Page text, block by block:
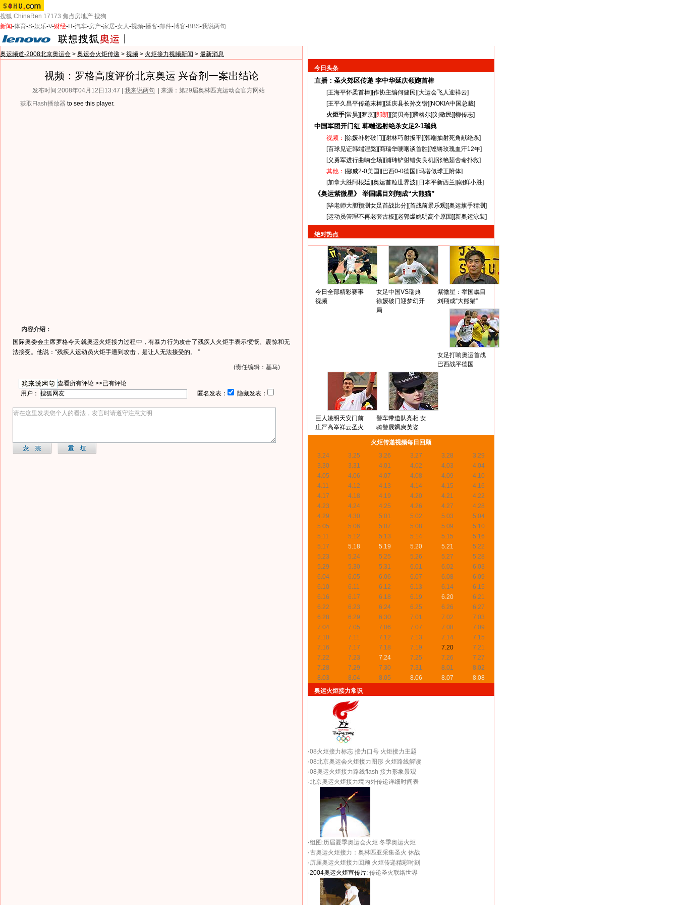
搜狐 ChinaRen 17173 焦点房地产 搜狗
新闻-体育-S-娱乐-V-财经- IT-汽车-房产-家居-女人-视频-播客-邮件-博客-BBS-我说两句
奥运频道-2008北京奥运会 > 奥运会火炬传递 > 视频 > 火炬接力视频新闻 > 最新消息
视频：罗格高度评价北京奥运 兴奋剂一案出结论
发布时间:2008年04月12日13:47 | 我来说两句
| 来源：第29届奥林匹克运动会官方网站
获取Flash播放器 to see this player.
内容介绍：
国际奥委会主席罗格今天就奥运火炬接力过程中，有暴力行为攻击了残疾人火炬手表示愤慨、震惊和无
法接受。他说：“残疾人运动员火炬手遭到攻击，是让人无法接受的。 ”
(责任编辑：基马)
查看所有评论 >>已有评论
用户：
匿名发表： 隐藏发表：
今日头条
直播：圣火郊区传递 李中华延庆领跑首棒
[王海平怀柔首棒][作协主编何健民][大运会飞人迎祥云]
[王平久昌平传递末棒][延庆县长孙文锴][NOKIA中国总裁]
火炬手[常昊][罗京][郎朗][贺贝奇][腾格尔][刘敬民][柳传志]
中国军团开门红 韩端远射绝杀女足2-1瑞典
视频： [徐媛补射破门][谢林巧射扳平][韩端抽射死角献绝杀]
[百球见证韩端涅槃][商瑞华哽咽谈首胜][铿锵玫瑰血汗12年]
[义勇军进行曲响全场][浦玮铲射错失良机][张艳茹舍命扑救]
其他： [挪威2-0美国][巴西0-0德国][玛塔似球王附体]
[加拿大胜阿根廷][奥运首粒世界波][日本平新西兰][朝鲜小胜]
《奥运紫微星》 举国瞩目刘翔成“大熊猫”
[毕老师大胆预测女足首战比分][首战前景乐观][奥运旗手猜测]
[运动员管理不再老套古板][老郭爆姚明高个原因][新奥运泳装]
绝对热点
今日全部精彩赛事
视频
女足中国VS瑞典
徐媛破门迎梦幻开
局
紫微星：举国瞩目
刘翔成“大熊猫”
女足打响奥运首战
巴西战平德国
巨人姚明天安门前
庄严高举祥云圣火
警车带道队亮相 女
骑警展飒爽英姿
火炬传递视频每日回顾
3.24
3.25 3.26 3.27 3.28
3.29
3.30
3.31 4.01 4.02 4.03
4.04
4.05
4.06 4.07 4.08 4.09
4.10
4.11
4.12 4.13 4.14 4.15
4.16
4.17
4.18 4.19 4.20 4.21
4.22
4.23
4.24 4.25 4.26 4.27
4.28
4.29
4.30 5.01 5.02 5.03
5.04
5.05
5.06 5.07 5.08 5.09
5.10
5.11
5.12 5.13 5.14 5.15
5.16
5.17
5.18 5.19 5.20 5.21
5.22
5.23
5.24 5.25 5.26 5.27
5.28
5.29
5.30 5.31 6.01 6.02
6.03
6.04
6.05 6.06 6.07 6.08
6.09
6.10
6.11 6.12 6.13 6.14
6.15
6.16
6.17 6.18 6.19 6.20
6.21
6.22
6.23 6.24 6.25 6.26
6.27
6.28
6.29 6.30 7.01 7.02
7.03
7.04
7.05 7.06 7.07 7.08
7.09
7.10
7.11 7.12 7.13 7.14
7.15
7.16
7.17 7.18 7.19 7.20
7.21
7.22
7.23 7.24 7.25 7.26
7.27
7.28
7.29 7.30 7.31 8.01
8.02
8.03
8.04 8.05 8.06 8.07
8.08
奥运火炬接力常识
·08火炬接力标志 接力口号 火炬接力主题
·08北京奥运会火炬接力图形 火炬路线解读
·08奥运火炬接力路线flash 接力形象景观
·北京奥运火炬接力境内外传递详细时间表
·组图:历届夏季奥运会火炬 冬季奥运火炬
·古奥运火炬接力：奥林匹亚采集圣火 休战
·历届奥运火炬接力回顾 火炬传递精彩时刻
·2004奥运火炬宣传片: 传递圣火联络世界